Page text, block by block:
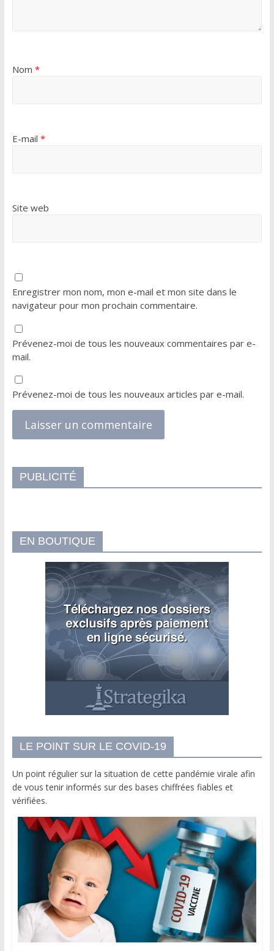
Nom *
E-mail *
Site web
Enregistrer mon nom, mon e-mail et mon site dans le
navigateur pour mon prochain commentaire.
Prévenez-moi de tous les nouveaux commentaires par e-
mail.
Prévenez-moi de tous les nouveaux articles par e-mail.
PUBLICITÉ
EN BOUTIQUE
LE POINT SUR LE COVID-19
Un point régulier sur la situation de cette pandémie virale afin
de vous tenir informés sur des bases chiffrées fiables et
vérifiées.